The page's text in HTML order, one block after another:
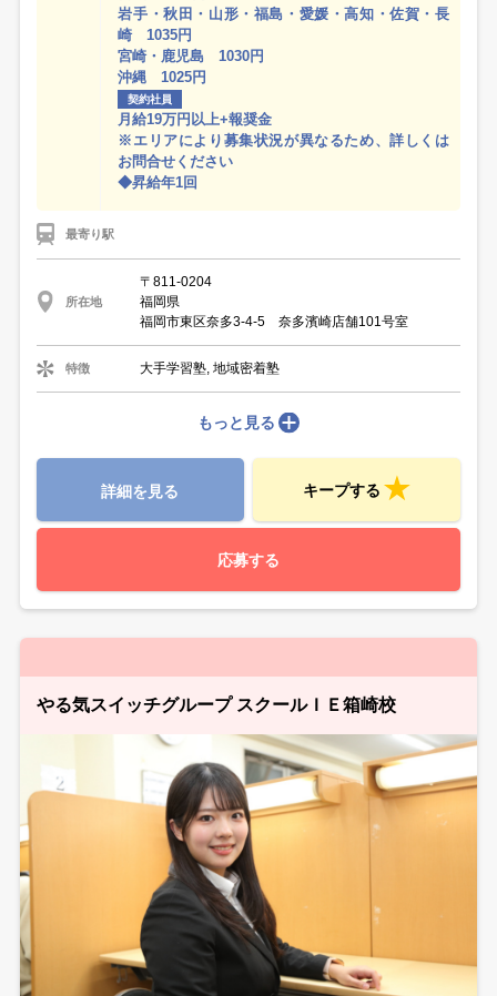
岩手・秋田・山形・福島・愛媛・高知・佐賀・長
崎 1035円
宮崎・鹿児島 1030円
沖縄 1025円
契約社員
月給19万円以上+報奨金
※エリアにより募集状況が異なるため、詳しくは
お問合せください
◆昇給年1回
最寄り駅
所在地
〒811-0204
福岡県
福岡市東区奈多3-4-5 奈多濱崎店舗101号室
特徴 大手学習塾, 地域密着塾
もっと見る
詳細を見る キープする
応募する
やる気スイッチグループ スクールＩＥ箱崎校